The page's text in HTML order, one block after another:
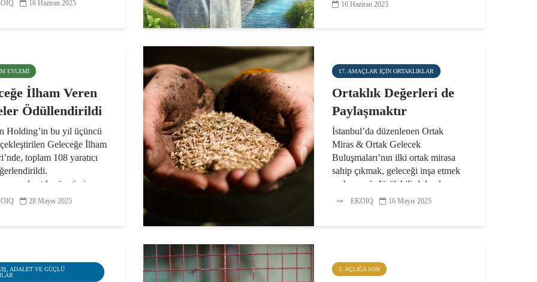
genelinde her yıl
16 Haziran 2025
tüketimine dayalı büyük...
16 Haziran 2025
EYLEMI
İlham Veren
Ödüllendirildi
Holding’in bu yıl üçüncü
Geleceğe İlham
toplam 108 yaratıcı
atık yönetimi ve
ekonomi,28 Mayıs 2025
17. AMAÇLAR IÇIN ORTAKLIKLAR
Ortaklık Değerleri de
Paylaşmaktır
İstanbul’da düzenlenen Ortak
Miras & Ortak Gelecek
Buluşmaları’nın ilki ortak mirasa
sahip çıkmak, geleceği inşa etmek
ve bunu sürdürülebilir kılmak
amacıyla gerçekleşti. Etkinlikte
EKOIQ 16 Mayıs 2025
ADALET VE GÜÇLÜ
2. AÇLIĞA SON